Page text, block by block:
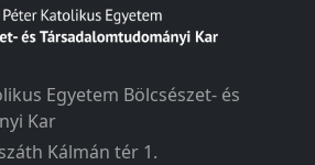
Egyetem Bölcsészet- és
Kar
Kálmán tér 1.